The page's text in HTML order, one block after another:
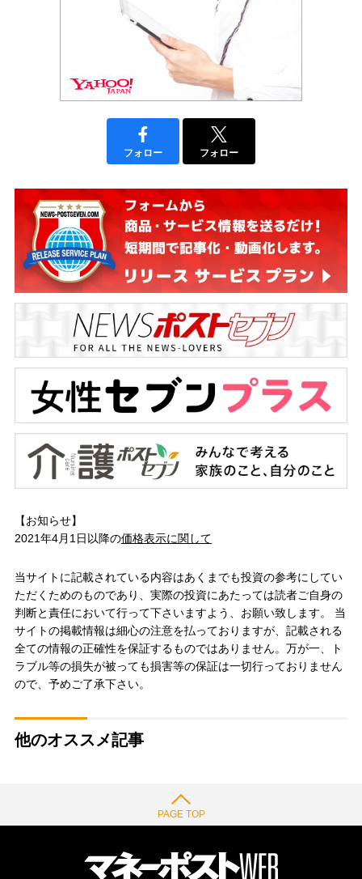
フォロー フォロー
【お知らせ】
2021年4月1日以降の価格表示に関して
当サイトに記載されている内容はあくまでも投資の参考にしてい
ただくためのものであり、実際の投資にあたっては読者ご自身の
判断と責任において行って下さいますよう、お願い致します。 当
サイトの掲載情報は細心の注意を払っておりますが、記載される
全ての情報の正確性を保証するものではありません。万が一、ト
ラブル等の損失が被っても損害等の保証は一切行っておりません
ので、予めご了承下さい。
他のオススメ記事
PAGE TOP